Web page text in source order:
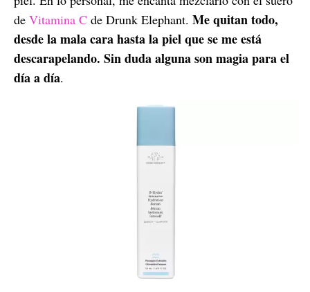
de Vitamina C de Drunk Elephant. Me quitan todo,
desde la mala cara hasta la piel que se me está
descarapelando. Sin duda alguna son magia para el
día a día.